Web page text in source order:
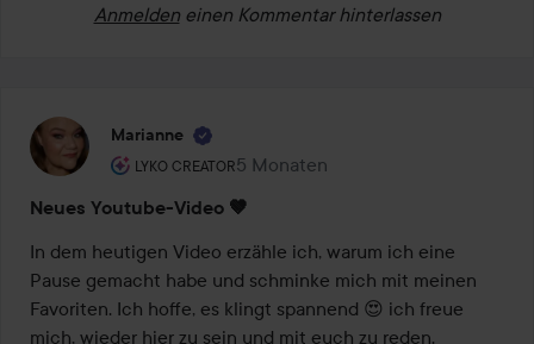
Anmelden einen Kommentar hinterlassen
Marianne
LYKO CREATOR
Rolle des Benutzers: Lyko Creator.
5 Monaten
Der Beitrag wurde 5 Monaten
Neues Youtube-Video 🤎
In dem heutigen Video erzähle ich, warum ich eine
Pause gemacht habe und schminke mich mit meinen
Favoriten. Ich hoffe, es klingt spannend 😍 ich freue
mich, wieder hier zu sein und mit euch zu reden.